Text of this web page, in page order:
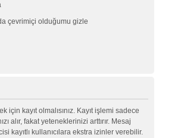
çevrimiçi olduğumu gizle
için kayıt olmalısınız. Kayıt işlemi sadece
alır, fakat yeteneklerinizi arttırır. Mesaj
kayıtlı kullanıcılara ekstra izinler verebilir.